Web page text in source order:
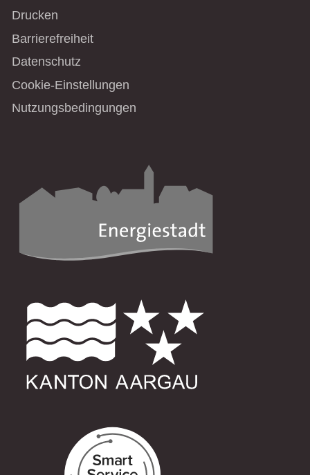
Drucken
Barrierefreiheit
Datenschutz
Cookie-Einstellungen
Nutzungsbedingungen